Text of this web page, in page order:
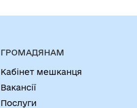
ГРОМАДЯНАМ
Кабінет мешканця
Вакансії
Послуги